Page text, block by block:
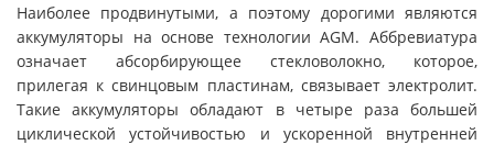
Наиболее продвинутыми, а поэтому дорогими являются
аккумуляторы на основе технологии AGM. Аббревиатура
означает абсорбирующее стекловолокно, которое,
прилегая к свинцовым пластинам, связывает электролит.
Такие аккумуляторы обладают в четыре раза большей
циклической устойчивостью и ускоренной внутренней